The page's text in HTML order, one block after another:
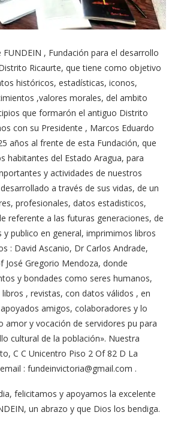
, Fundación para el desarrollo
Ricaurte, que tiene como objetivo
históricos, estadísticas, iconos,
,valores morales, del ambito
que formarón el antiguo Distrito
con su Presidente , Marcos Eduardo
años al frente de esta Fundación, que
habitantes del Estado Aragua, para
y actividades de nuestros
a través de sus vidas, de un
profesionales, datos estadisticos,
referente a las futuras generaciones, de
y publico en general, imprimimos libros
: David Ascanio, Dr Carlos Andrade,
José Gregorio Mendoza, donde
y bondades como seres humanos,
, revistas, con datos válidos , en
amigos, colaboradores y lo
amor y vocación de servidores pu para
cultural de la población». Nuestra
C C Unicentro Piso 2 Of 82 D La
: fundeinvictoria@gmail.com .
felicitamos y apoyamos la excelente
un abrazo y que Dios los bendiga.